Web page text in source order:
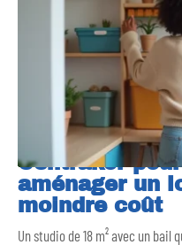
Centrakor
aménager un
moindre coût
Un studio de 18 m² avec un bail